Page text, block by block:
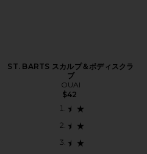
ST. BARTS スカルプ＆ボディスクラ
ブ
OUAI
$42